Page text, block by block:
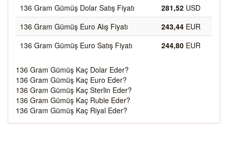
136 Gram Gümüş Dolar Satış Fiyatı
281,52 USD
136 Gram Gümüş Euro Alış Fiyatı
243,44 EUR
136 Gram Gümüş Euro Satış Fiyatı
244,80 EUR
136 Gram Gümüş Kaç Dolar Eder?
136 Gram Gümüş Kaç Euro Eder?
136 Gram Gümüş Kaç Sterlin Eder?
136 Gram Gümüş Kaç Ruble Eder?
136 Gram Gümüş Kaç Riyal Eder?